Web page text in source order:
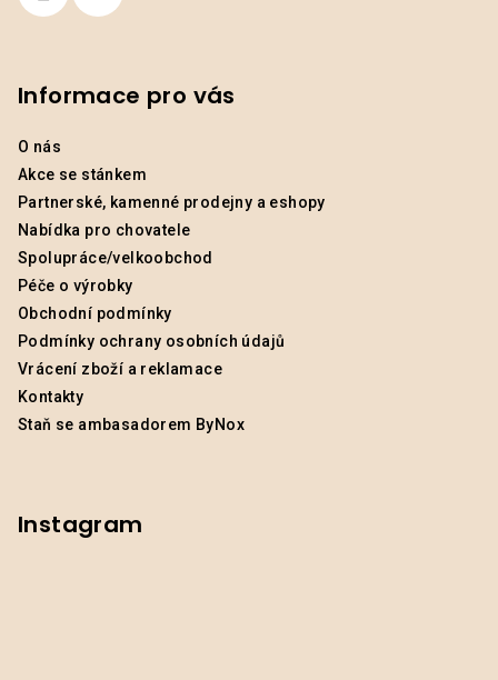
Informace pro vás
O nás
Akce se stánkem
Partnerské, kamenné prodejny a eshopy
Nabídka pro chovatele
Spolupráce/velkoobchod
Péče o výrobky
Obchodní podmínky
Podmínky ochrany osobních údajů
Vrácení zboží a reklamace
Kontakty
Staň se ambasadorem ByNox
Instagram